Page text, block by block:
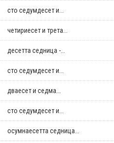
сто седумдесет и...
четириесет и трета...
десетта седница -...
сто седумдесет и...
дваесет и седма...
сто седумдесет и...
осумнaесетта седница...